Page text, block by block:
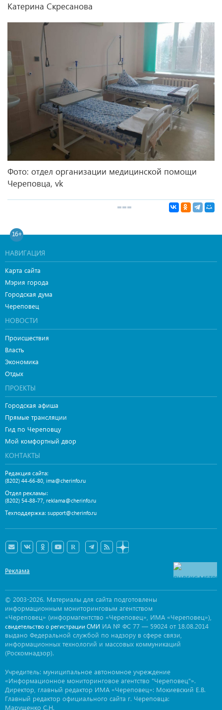
Катерина Скресанова
Фото: отдел организации медицинской помощи
Череповца, vk
16+
НАВИГАЦИЯ
Карта сайта
Мэрия города
Городская дума
Череповец
НОВОСТИ
Происшествия
Власть
Экономика
Отдых
ПРОЕКТЫ
Городская афиша
Прямые трансляции
Гид по Череповцу
Мой комфортный двор
КОНТАКТЫ
Редакция сайта:
(8202) 44-66-80 ima@cherinfo.ru
Отдел рекламы:
(8202) 54-88-77 reklama@cherinfo.ru
Техподдержка: support@cherinfo.ru
Реклама
© 2003-2026. Материалы для сайта подготовлены
информационным мониторинговым агентством
«Череповец» (информагентство «Череповец», ИМА «Череповец»),
свидетельство о регистрации СМИ ИА № ФС 77 — 59024 от 18.08.2014
выдано Федеральной службой по надзору в сфере связи,
информационных технологий и массовых коммуникаций
(Роскомнадзор).
Учредитель: муниципальное автономное учреждение
«Информационное мониторинговое агентство "Череповец"».
Директор, главный редактор ИМА «Череповец»: Мокиевский Е.В.
Главный редактор официального сайта г. Череповца:
Марущенко С.Н.